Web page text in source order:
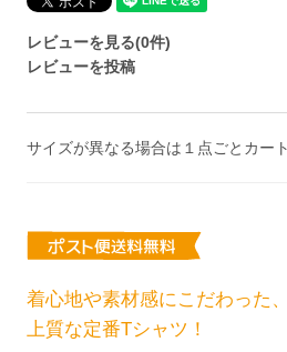
レビューを見る(0件)
レビューを投稿
サイズが異なる場合は１点ごとカー
着心地や素材感にこだわった、
上質な定番Tシャツ！